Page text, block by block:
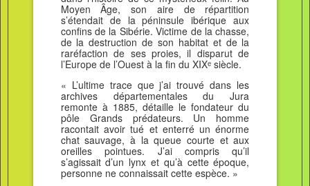
Moyen Âge, son aire de répartition
s’étendait de la péninsule ibérique aux
confins de la Sibérie. Victime de la chasse,
de la destruction de son habitat et de la
raréfaction de ses proies, il disparut de
l’Europe de l’Ouest à la fin du XIXᵉ siècle.
« L’ultime trace que j’ai trouvé dans les
archives départementales du Jura
remonte à 1885, détaille le fondateur du
pôle Grands prédateurs. Un homme
racontait avoir tué et enterré un énorme
chat sauvage, à la queue courte et aux
oreilles pointues. J’ai compris qu’il
s’agissait d’un lynx et qu’à cette époque,
personne ne connaissait cette espèce. »